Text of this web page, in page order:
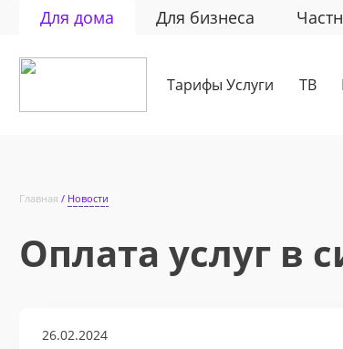
Для дома Для бизнеса
Тарифы Услуги ТВ
Главная Новости
Оплата услуг в
26.02.2024